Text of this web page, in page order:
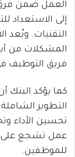
العمل ضمن
إلى الاستعداد
التقنيات. ويُعد
المشكلات من
فريق التوظيف
كما يؤكد
التطوير الشاملة
تحسين الأداء
عمل تشجع على
للموظفين.